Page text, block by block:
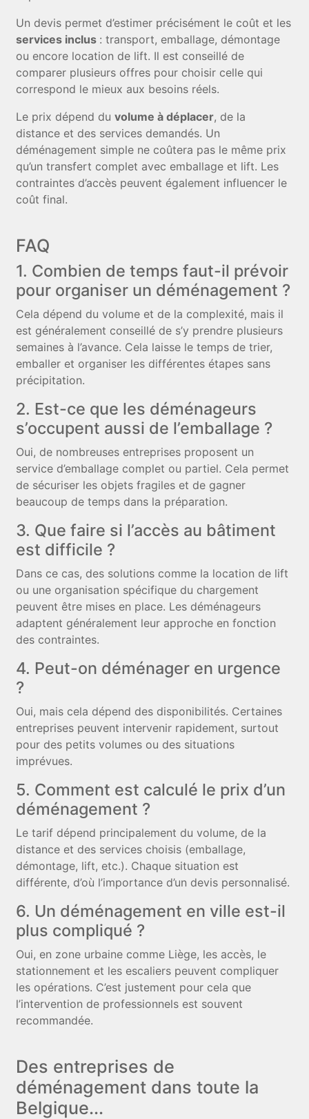
Un devis permet d’estimer précisément le coût et les
services inclus : transport, emballage, démontage
ou encore location de lift. Il est conseillé de
comparer plusieurs offres pour choisir celle qui
correspond le mieux aux besoins réels.
Le prix dépend duvolume à déplacer, de la
distance et des services demandés. Un
déménagement simple ne coûtera pas le même prix
qu’un transfert complet avec emballage et lift. Les
contraintes d’accès peuvent également influencer le
coût final.
FAQ
1. Combien de temps faut-il prévoir
pour organiser un déménagement ?
Cela dépend du volume et de la complexité, mais il
est généralement conseillé de s’y prendre plusieurs
semaines à l’avance. Cela laisse le temps de trier,
emballer et organiser les différentes étapes sans
précipitation.
2. Est-ce que les déménageurs
s’occupent aussi de l’emballage ?
Oui, de nombreuses entreprises proposent un
service d’emballage complet ou partiel. Cela permet
de sécuriser les objets fragiles et de gagner
beaucoup de temps dans la préparation.
3. Que faire si l’accès au bâtiment
est difficile ?
Dans ce cas, des solutions comme la location de lift
ou une organisation spécifique du chargement
peuvent être mises en place. Les déménageurs
adaptent généralement leur approche en fonction
des contraintes.
4. Peut-on déménager en urgence
?
Oui, mais cela dépend des disponibilités. Certaines
entreprises peuvent intervenir rapidement, surtout
pour des petits volumes ou des situations
imprévues.
5. Comment est calculé le prix d’un
déménagement ?
Le tarif dépend principalement du volume, de la
distance et des services choisis (emballage,
démontage, lift, etc.). Chaque situation est
différente, d’où l’importance d’un devis personnalisé.
6. Un déménagement en ville est-il
plus compliqué ?
Oui, en zone urbaine comme Liège, les accès, le
stationnement et les escaliers peuvent compliquer
les opérations. C’est justement pour cela que
l’intervention de professionnels est souvent
recommandée.
Des entreprises de
déménagement dans toute la
Belgique...